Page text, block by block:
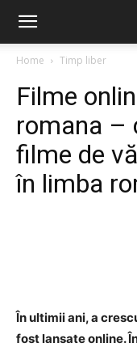
Home Timp liber
Filme
romana –
filme de
în limba
În ultimii ani, a
fost lansate online.